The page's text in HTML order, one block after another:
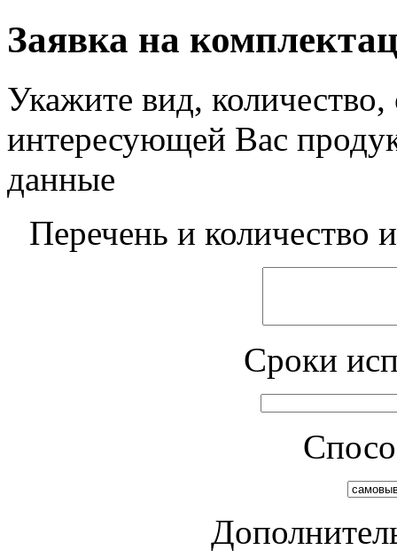
Заявка на
Укажите вид, количество,
интересующей Вас
данные
Перечень и
Cроки